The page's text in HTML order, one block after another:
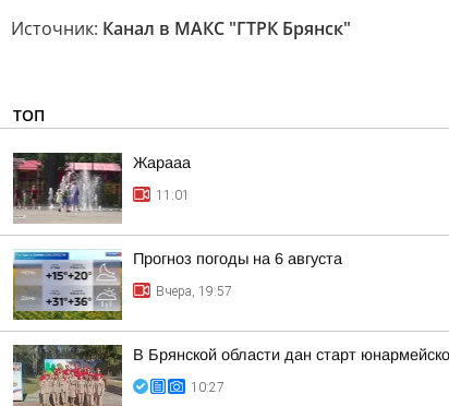
Источник: Канал в МАКС "ГТРК Брянск"
ТОП
Жарааа
11:01
Прогноз погоды на 6 августа
Вчера, 19:57
В Брянской области дан старт
10:27